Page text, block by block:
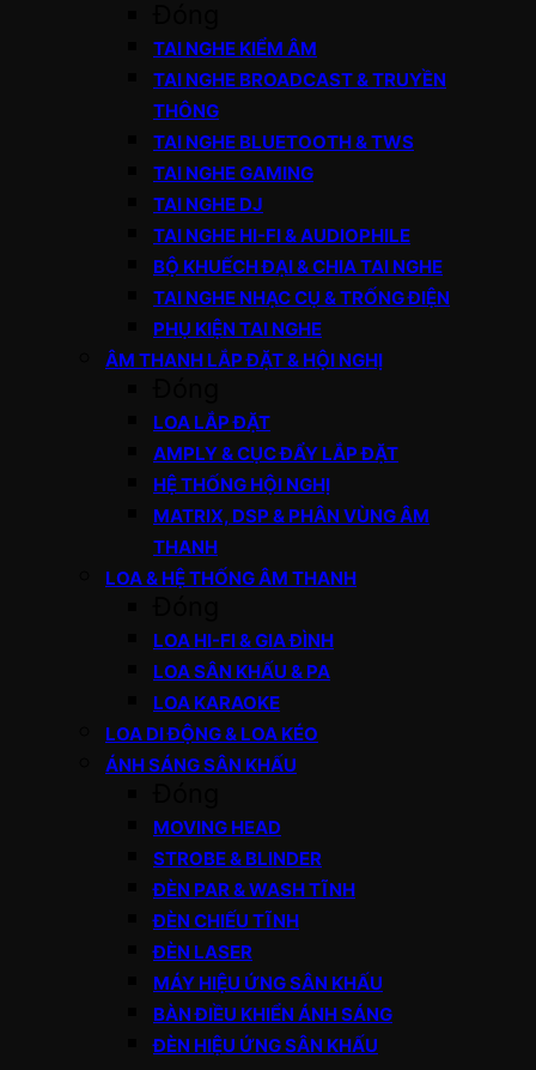
TAI NGHE KIỂM ÂM
TAI NGHE BROADCAST & TRUYỀN
THÔNG
TAI NGHE BLUETOOTH & TWS
TAI NGHE GAMING
TAI NGHE DJ
TAI NGHE HI-FI & AUDIOPHILE
BỘ KHUẾCH ĐẠI & CHIA TAI NGHE
TAI NGHE NHẠC CỤ & TRỐNG ĐIỆN
PHỤ KIỆN TAI NGHE
ÂM THANH LẮP ĐẶT & HỘI NGHỊ
LOA LẮP ĐẶT
AMPLY & CỤC ĐẨY LẮP ĐẶT
HỆ THỐNG HỘI NGHỊ
MATRIX, DSP & PHÂN VÙNG ÂM
THANH
LOA & HỆ THỐNG ÂM THANH
LOA HI-FI & GIA ĐÌNH
LOA SÂN KHẤU & PA
LOA KARAOKE
LOA DI ĐỘNG & LOA KÉO
ÁNH SÁNG SÂN KHẤU
MOVING HEAD
STROBE & BLINDER
ĐÈN PAR & WASH TĨNH
ĐÈN CHIẾU TĨNH
ĐÈN LASER
MÁY HIỆU ỨNG SÂN KHẤU
BÀN ĐIỀU KHIỂN ÁNH SÁNG
ĐÈN HIỆU ỨNG SÂN KHẤU